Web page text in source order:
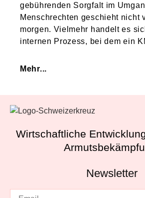
gebührenden Sorgfalt im
Menschrechten geschieht nicht
morgen. Vielmehr handelt es
internen Prozess, bei dem ein
Mehr...
Wirtschaftliche
Newsletter